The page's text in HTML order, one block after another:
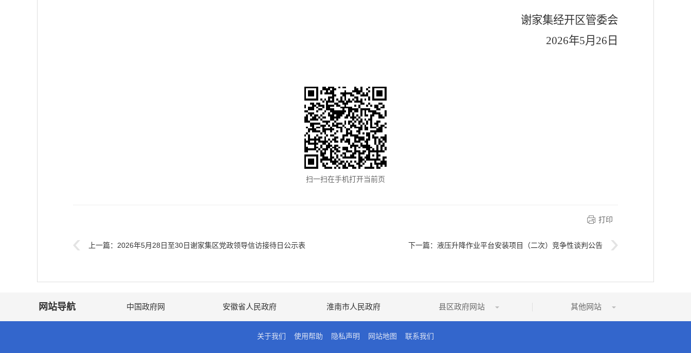
谢家集经开区管委会
2026年5月26日
扫一扫在手机打开当前页
打印
上一篇： 2026年5月28日至30日谢家集区党政领导信访接待日公示表 下一篇： 液压升降作业平台安装项目（二次）竞争性谈判公告
网站导航 中国政府网 安徽省人民政府 淮南市人民政府 县区政府网站 其他网站
关于我们 使用帮助 隐私声明 网站地图 联系我们